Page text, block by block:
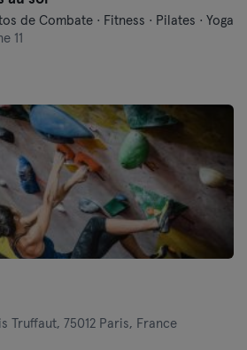
de Combate · Fitness · Pilates · Yoga
11
Truffaut, 75012 Paris, France